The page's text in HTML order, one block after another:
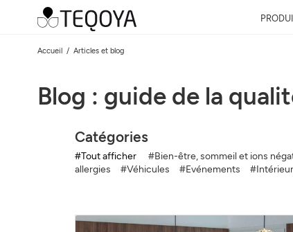
Accueil Articles et blog
Blog : guide de la
Catégories
#Tout afficher #Bien-être, sommeil et ions
allergies
#Véhicules #Evénements